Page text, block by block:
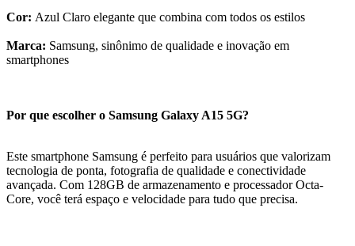
Cor: Azul Claro elegante que combina com todos os estilos
Marca: Samsung, sinônimo de qualidade e inovação em
smartphones
Por que escolher o Samsung Galaxy A15 5G?
Este smartphone Samsung é perfeito para usuários que valorizam
tecnologia de ponta, fotografia de qualidade e conectividade
avançada. Com 128GB de armazenamento e processador Octa-
Core, você terá espaço e velocidade para tudo que precisa.